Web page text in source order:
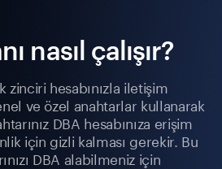
nasıl çalışır?
zinciri hesabınızla iletişim
ve özel anahtarlar kullanarak
DBA hesabınıza erişim
için gizli kalması gerekir. Bu
DBA alabilmeniz için